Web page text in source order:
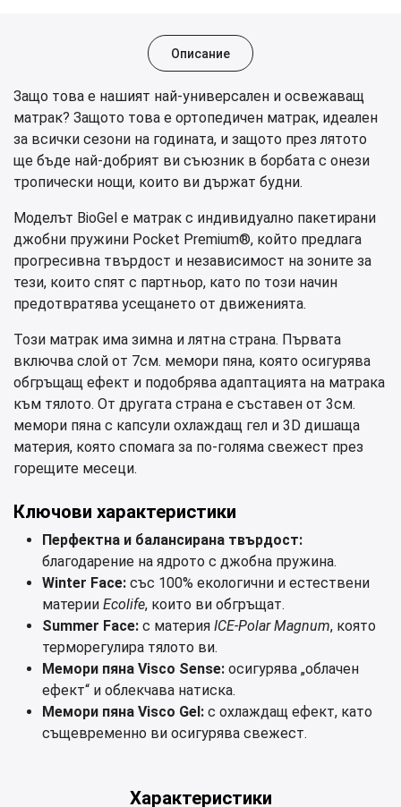
Описание
Защо това е нашият най-универсален и освежаващ
матрак? Защото това е ортопедичен матрак, идеален
за всички сезони на годината, и защото през лятото
ще бъде най-добрият ви съюзник в борбата с онези
тропически нощи, които ви държат будни.
Моделът BioGel е матрак с индивидуално пакетирани
джобни пружини Pocket Premium®, който предлага
прогресивна твърдост и независимост на зоните за
тези, които спят с партньор, като по този начин
предотвратява усещането от движенията.
Този матрак има зимна и лятна страна. Първата
включва слой от 7см. мемори пяна, която осигурява
обгръщащ ефект и подобрява адаптацията на матрака
към тялото. От другата страна е съставен от 3см.
мемори пяна с капсули охлаждащ гел и 3D дишаща
материя, която спомага за по-голяма свежест през
горещите месеци.
Ключови характеристики
Перфектна и балансирана твърдост:
благодарение на ядрото с джобна пружина.
Winter Face: със 100% екологични и естествени
материи Ecolife, които ви обгръщат.
Summer Face: с материя ICE-Polar Magnum, която
терморегулира тялото ви.
Мемори пяна Visco Sense: осигурява „облачен
ефект“ и облекчава натиска.
Мемори пяна Visco Gel: с охлаждащ ефект, като
същевременно ви осигурява свежест.
Характеристики